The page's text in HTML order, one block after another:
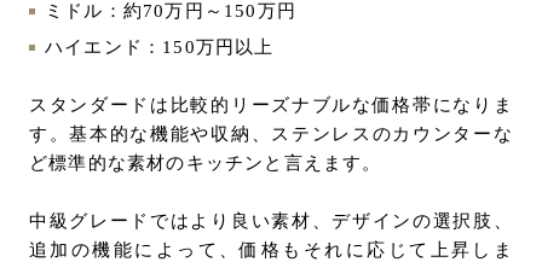
ミドル：約70万円～150万円
ハイエンド：150万円以上
スタンダードは比較的リーズナブルな価格帯になりま
す。基本的な機能や収納、ステンレスのカウンターな
ど標準的な素材のキッチンと言えます。
中級グレードではより良い素材、デザインの選択肢、
追加の機能によって、価格もそれに応じて上昇しま